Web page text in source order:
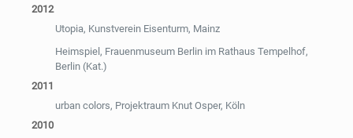
2012
Utopia, Kunstverein Eisenturm, Mainz
Heimspiel, Frauenmuseum Berlin im Rathaus Tempelhof,
Berlin (Kat.)
2011
urban colors, Projektraum Knut Osper, Köln
2010